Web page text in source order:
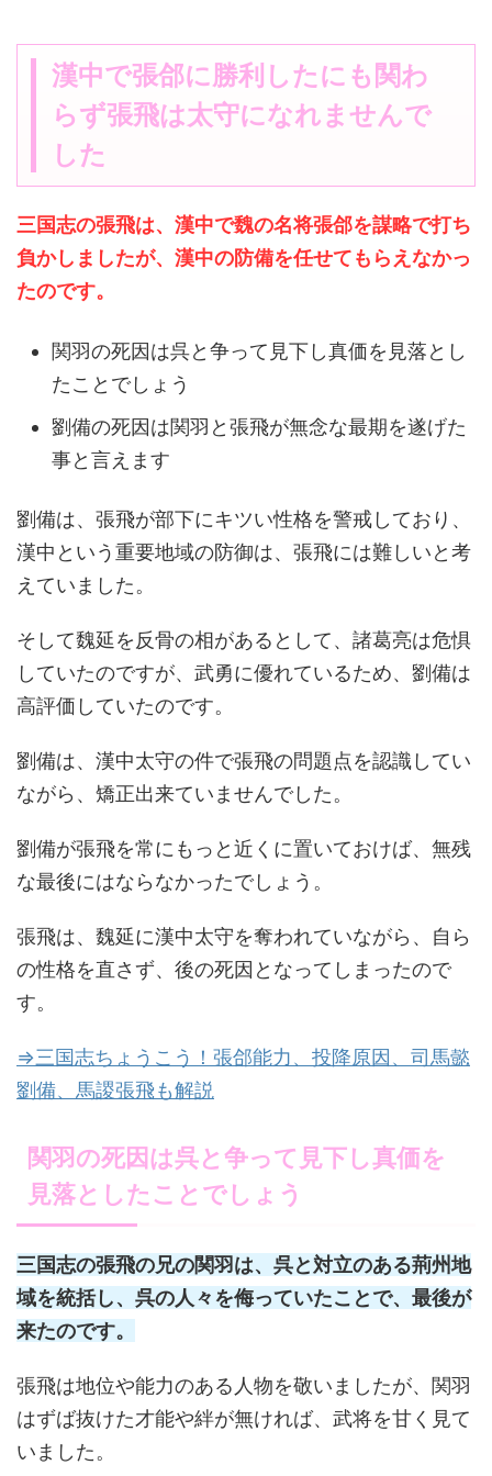
漢中で張郃に勝利したにも関わ
らず張飛は太守になれませんで
した
三国志の張飛は、漢中で魏の名将張郃を謀略で打ち
負かしましたが、漢中の防備を任せてもらえなかっ
たのです。
関羽の死因は呉と争って見下し真価を見落とし
たことでしょう
劉備の死因は関羽と張飛が無念な最期を遂げた
事と言えます
劉備は、張飛が部下にキツい性格を警戒しており、
漢中という重要地域の防御は、張飛には難しいと考
えていました。
そして魏延を反骨の相があるとして、諸葛亮は危惧
していたのですが、武勇に優れているため、劉備は
高評価していたのです。
劉備は、漢中太守の件で張飛の問題点を認識してい
ながら、矯正出来ていませんでした。
劉備が張飛を常にもっと近くに置いておけば、無残
な最後にはならなかったでしょう。
張飛は、魏延に漢中太守を奪われていながら、自ら
の性格を直さず、後の死因となってしまったので
す。
⇒三国志ちょうこう！張郃能力、投降原因、司馬懿
劉備、馬謖張飛も解説
関羽の死因は呉と争って見下し真価を
見落としたことでしょう
三国志の張飛の兄の関羽は、呉と対立のある荊州地
域を統括し、呉の人々を侮っていたことで、最後が
来たのです。
張飛は地位や能力のある人物を敬いましたが、関羽
はずば抜けた才能や絆が無ければ、武将を甘く見て
いました。